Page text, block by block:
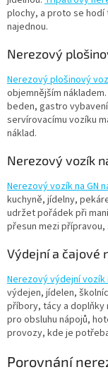
plochy, a proto se
najednou.
Nerezový
Nerezový plošinový
objemnějším
beden, gastro
servírovacímu vozíku
náklad.
Nerezový vozík
Nerezový vozík na GN
kuchyně, jídelny,
udržet pořádek při
přesun mezi
Výdejní a čajové
Nerezový výdejní
výdejen, jídelen,
příbory, tácy a doplňky
pro obsluhu nápojů,
provozy, kde je
Porovnání